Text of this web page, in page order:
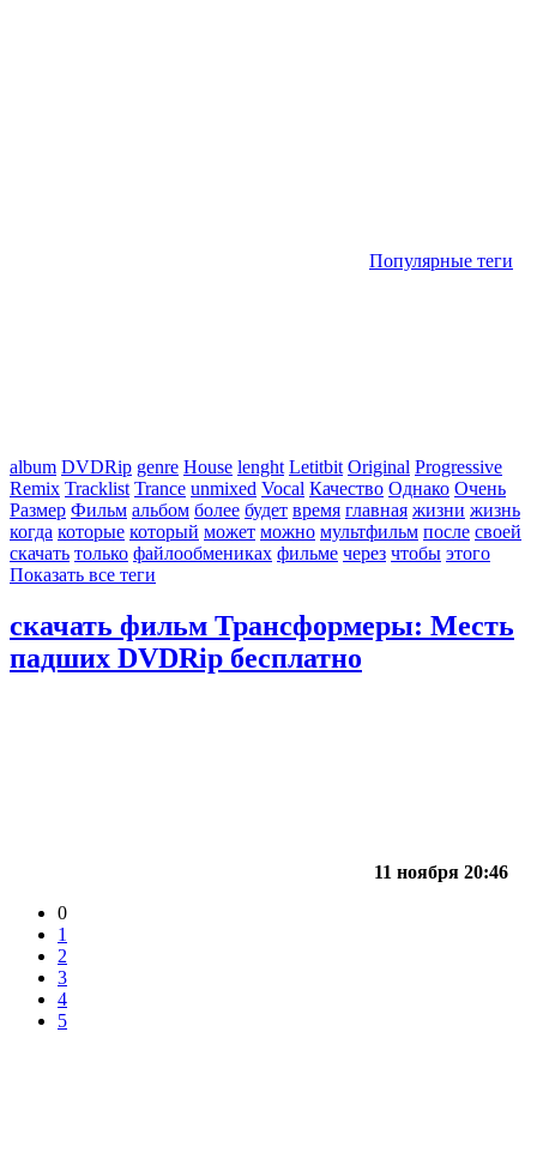
Популярные теги
album DVDRip genre House lenght Letitbit Original Progressive
Remix Tracklist Trance unmixed Vocal Качество Однако Очень
Размер Фильм альбом более будет время главная жизни жизнь
когда которые который может можно мультфильм после своей
скачать только файлообмениках фильме через чтобы этого
Показать все теги
скачать фильм Трансформеры: Месть
падших DVDRip бесплатно
11 ноября 20:46
0
1
2
3
4
5